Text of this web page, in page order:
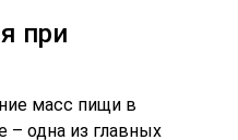
при
масс пищи в
– одна из главных